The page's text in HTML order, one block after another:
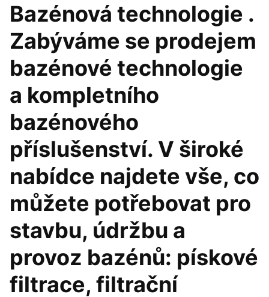
Bazénová technologie .
Zabýváme se prodejem
bazénové technologie
a kompletního
bazénového
příslušenství. V široké
nabídce najdete vše, co
můžete potřebovat pro
stavbu, údržbu a
provoz bazénů: pískové
filtrace, filtrační